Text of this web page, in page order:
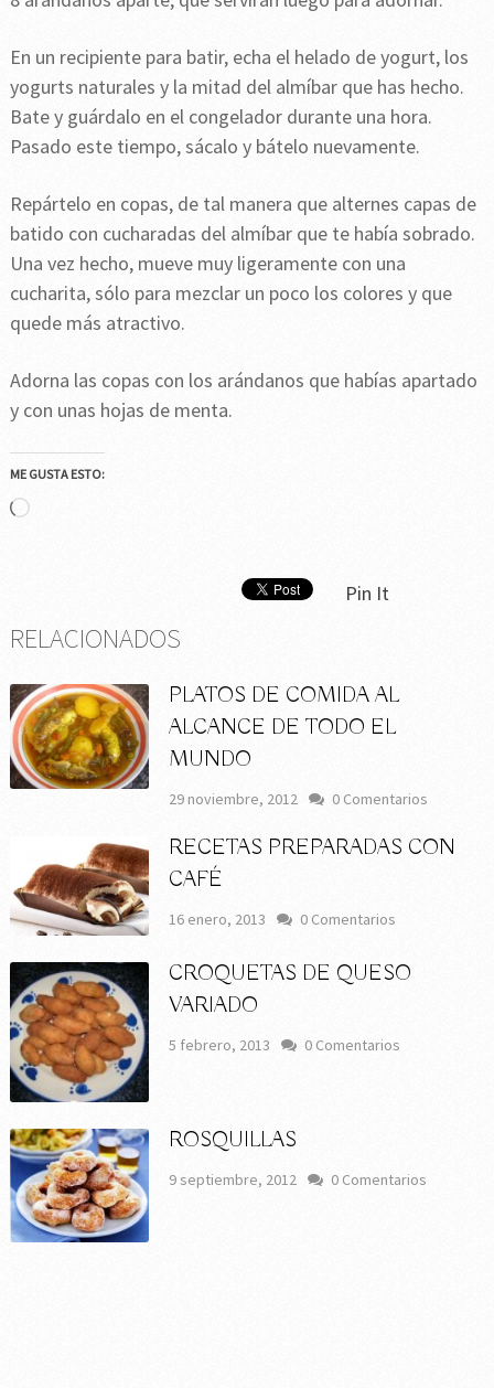
En un recipiente para batir, echa el helado de yogurt, los
yogurts naturales y la mitad del almíbar que has hecho.
Bate y guárdalo en el congelador durante una hora.
Pasado este tiempo, sácalo y bátelo nuevamente.
Repártelo en copas, de tal manera que alternes capas de
batido con cucharadas del almíbar que te había sobrado.
Una vez hecho, mueve muy ligeramente con una
cucharita, sólo para mezclar un poco los colores y que
quede más atractivo.
Adorna las copas con los arándanos que habías apartado
y con unas hojas de menta.
ME GUSTA ESTO:
Cargando...
Pin It
RELACIONADOS
PLATOS DE COMIDA AL
ALCANCE DE TODO EL
MUNDO
29 noviembre, 2012 0 Comentarios
RECETAS PREPARADAS CON
CAFÉ
16 enero, 2013 0 Comentarios
CROQUETAS DE QUESO
VARIADO
5 febrero, 2013 0 Comentarios
ROSQUILLAS
9 septiembre, 2012 0 Comentarios